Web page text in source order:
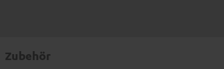
Zubehör